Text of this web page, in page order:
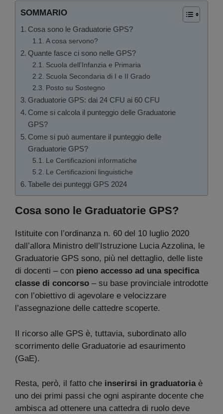
SOMMARIO
Cosa sono le Graduatorie GPS?
A cosa servono?
Quante fasce ci sono nelle GPS?
Scuola dell’Infanzia e Primaria
Scuola Secondaria di I e II Grado
Posto su Sostegno
Graduatorie GPS: dai 24 CFU ai 60 CFU
Come si calcola il punteggio delle Graduatorie
GPS?
Come si può aumentare il punteggio delle
Graduatorie GPS?
Le Certificazioni informatiche
Le Certificazioni linguistiche
Tabelle dei punteggi GPS 2024
Cosa sono le Graduatorie GPS?
Istituite con l’ordinanza n. 60 del 10 luglio 2020
dall’allora Ministro dell’Istruzione Lucia Azzolina, le
Graduatorie GPS sono, più nel dettaglio, delle liste
di docenti – con pieno accesso ad una specifica
classe di concorso – su base provinciale introdotte
con l’obiettivo di agevolare e velocizzare
l’assegnazione delle cattedre scoperte.
Il ricorso alle GPS è, tuttavia, subordinato allo
scorrimento delle Graduatorie ad esaurimento
(GaE).
Resta, però, il fatto che inserirsi in graduatoriaè
uno dei primi passi che ogni aspirante docente che
ambisca ad ottenere una cattedra di ruolo deve